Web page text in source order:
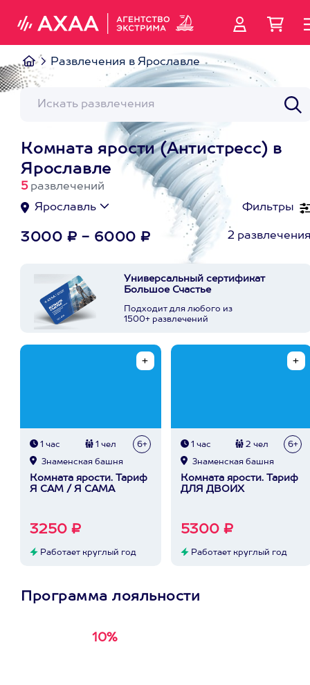
Развлечения в Ярославле
Комната ярости (Антистресс) в
Ярославле
5развлечений
Фильтры
Ярославль
3000 ₽ - 6000 ₽ 2
Универсальный сертификат
Большое Счастье
Подходит для любого из
1500+ развлечений
1 час 1 чел 6+
Знаменская башня
Комната ярости. Тариф
Я САМ / Я САМА
3250 ₽
Работает круглый год
1 час 2 чел 6+
Знаменская башня
Комната ярости. Тариф
ДЛЯ ДВОИХ
5300 ₽
Работает круглый год
Программа лояльности
10%